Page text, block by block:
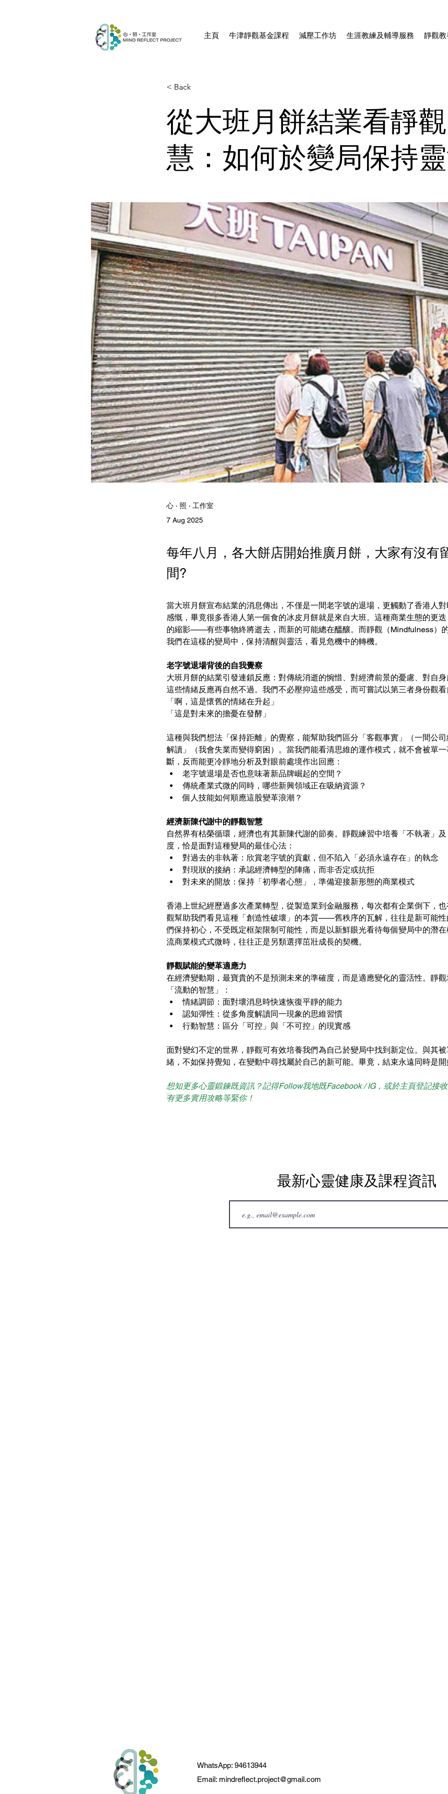
主頁 牛津靜觀基金課程 減壓工作坊 生涯教練及輔導服務 靜觀教
< Back
從大班月餅結業看靜
慧：如何於變局保持
心 ‧ 照 ‧ 工作室
7 Aug 2025
每年八月，各大餅店開始推廣月餅，大家有沒有
間?
當大班月餅宣布結業的消息傳出，不僅是一間老字號的退場，更觸動了香港人
感慨，畢竟很多香港人第一個食的冰皮月餅就是來自大班。這種商業生態的更
的縮影——有些事物終將逝去，而新的可能總在醞釀。而靜觀（Mindfulness）
我們在這樣的變局中，保持清醒與靈活，看見危機中的轉機。
老字號退場背後的自我覺察
大班月餅的結業引發連鎖反應：對傳統消逝的惋惜、對經濟前景的憂慮、對自
這些情緒反應再自然不過。我們不必壓抑這些感受，而可嘗試以第三者身份觀
「啊，這是懷舊的情緒在升起」
「這是對未來的擔憂在發酵」
這種與我們想法「保持距離」的覺察，能幫助我們區分「客觀事實」（一間公
解讀」（我會失業而變得窮困）。當我們能看清思維的運作模式，就不會被單
斷，反而能更冷靜地分析及對眼前處境作出回應：
老字號退場是否也意味著新品牌崛起的空間？
傳統產業式微的同時，哪些新興領域正在吸納資源？
個人技能如何順應這股變革浪潮？
經濟新陳代謝中的靜觀智慧
自然界有枯榮循環，經濟也有其新陳代謝的節奏。靜觀練習中培養「不執著」
度，恰是面對這種變局的最佳心法：
對過去的非執著：欣賞老字號的貢獻，但不陷入「必須永遠存在」的執念
對現狀的接納：承認經濟轉型的陣痛，而非否定或抗拒
對未來的開放：保持「初學者心態」，準備迎接新形態的商業模式
香港上世紀經歷過多次產業轉型，從製造業到金融服務，每次都有企業倒下，
觀幫助我們看見這種「創造性破壞」的本質——舊秩序的瓦解，往往是新可能
們保持初心，不受既定框架限制可能性，而是以新鮮眼光看待每個變局中的潛
流商業模式式微時，往往正是另類選擇茁壯成長的契機。
靜觀賦能的變革適應力
在經濟變動期，最寶貴的不是預測未來的準確度，而是適應變化的靈活性。靜
「流動的智慧」：
情緒調節：面對壞消息時快速恢復平靜的能力
認知彈性：從多角度解讀同一現象的思維習慣
行動智慧：區分「可控」與「不可控」的現實感
面對變幻不定的世界，靜觀可有效培養我們為自己於變局中找到新定位。與其
緒，不如保持覺知，在變動中尋找屬於自己的新可能。畢竟，結束永遠同時是
想知更多心靈鍛鍊既資訊？記得Follow我地既Facebook / IG，或於主頁登記接
有更多實用攻略等緊你！
Previous
最新心靈健康及課程資訊
WhatsApp: 94613944
Email: mindreflect.project@gmail.com